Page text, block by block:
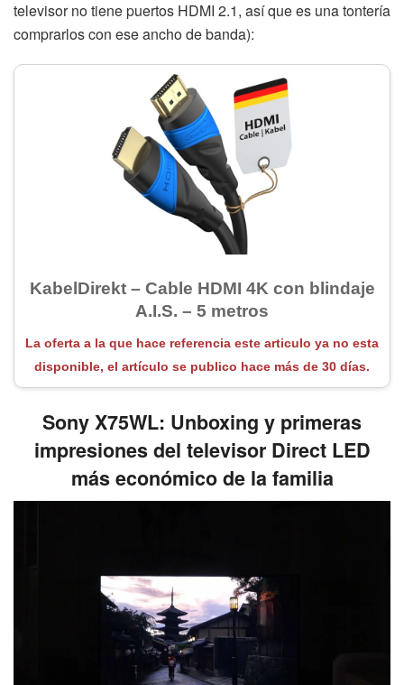
televisor no tiene puertos HDMI 2.1, así que es una tontería
comprarlos con ese ancho de banda):
KabelDirekt – Cable HDMI 4K con blindaje
A.I.S. – 5 metros
La oferta a la que hace referencia este articulo ya no esta
disponible, el artículo se publico hace más de 30 días.
Sony X75WL: Unboxing y primeras
impresiones del televisor Direct LED
más económico de la familia